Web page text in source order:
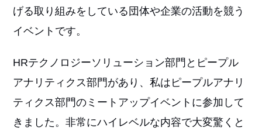
げる取り組みをしている団体や企業の活動を競う
イベントです。
HRテクノロジーソリューション部門とピープル
アナリティクス部門があり、私はピープルアナリ
ティクス部門のミートアップイベントに参加して
きました。非常にハイレベルな内容で大変驚くと